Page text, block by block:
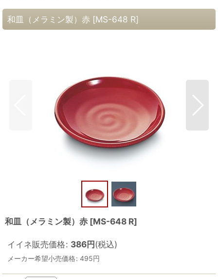
和皿（メラミン製）赤 [MS-648 R]
和皿（メラミン製）赤 [MS-648 R]
イイネ販売価格: 386円(税込)
メーカー希望小売価格: 495円